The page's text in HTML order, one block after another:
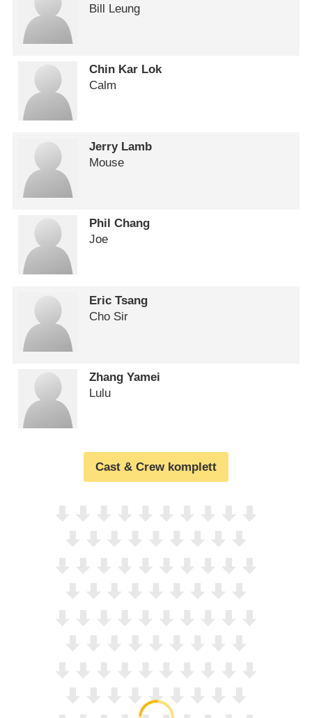
Bill Leung
Chin Kar Lok
Calm
Jerry Lamb
Mouse
Phil Chang
Joe
Eric Tsang
Cho Sir
Zhang Yamei
Lulu
Cast & Crew komplett